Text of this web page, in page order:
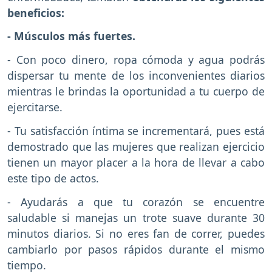
beneficios:
- Músculos más fuertes.
- Con poco dinero, ropa cómoda y agua podrás
dispersar tu mente de los inconvenientes diarios
mientras le brindas la oportunidad a tu cuerpo de
ejercitarse.
- Tu satisfacción íntima se incrementará, pues está
demostrado que las mujeres que realizan ejercicio
tienen un mayor placer a la hora de llevar a cabo
este tipo de actos.
- Ayudarás a que tu corazón se encuentre
saludable si manejas un trote suave durante 30
minutos diarios. Si no eres fan de correr, puedes
cambiarlo por pasos rápidos durante el mismo
tiempo.